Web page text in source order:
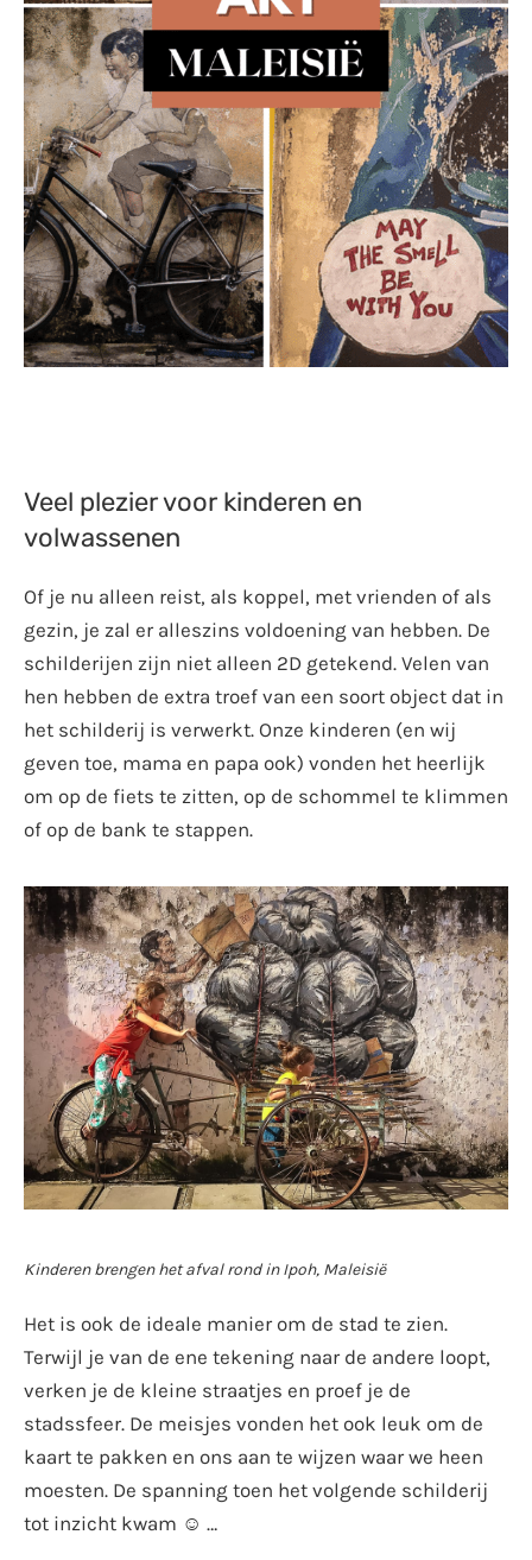
Veel plezier voor kinderen en
volwassenen
Of je nu alleen reist, als koppel, met vrienden of als
gezin, je zal er alleszins voldoening van hebben. De
schilderijen zijn niet alleen 2D getekend. Velen van
hen hebben de extra troef van een soort object dat in
het schilderij is verwerkt. Onze kinderen (en wij
geven toe, mama en papa ook) vonden het heerlijk
om op de fiets te zitten, op de schommel te klimmen
of op de bank te stappen.
Kinderen brengen het afval rond in Ipoh, Maleisië
Het is ook de ideale manier om de stad te zien.
Terwijl je van de ene tekening naar de andere loopt,
verken je de kleine straatjes en proef je de
stadssfeer. De meisjes vonden het ook leuk om de
kaart te pakken en ons aan te wijzen waar we heen
moesten. De spanning toen het volgende schilderij
tot inzicht kwam ☺️ …